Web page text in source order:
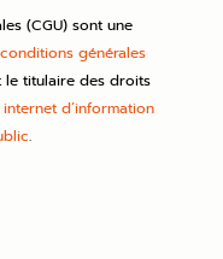
(CGU) sont une
générales
le titulaire des droits
internet d’information
.